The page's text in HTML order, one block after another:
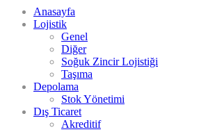
Anasayfa
Lojistik
Genel
Diğer
Soğuk Zincir Lojistiği
Taşıma
Depolama
Stok Yönetimi
Dış Ticaret
Akreditif